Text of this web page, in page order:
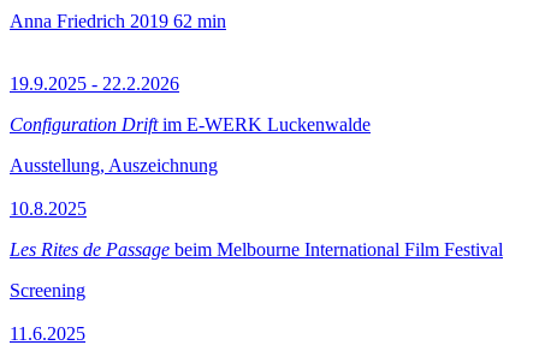
Anna Friedrich 2019 62 min
19.9.2025 - 22.2.2026
Configuration Driftim E-WERK Luckenwalde
Ausstellung, Auszeichnung
10.8.2025
Les Rites de Passage beim Melbourne International Film Festival
Screening
11.6.2025